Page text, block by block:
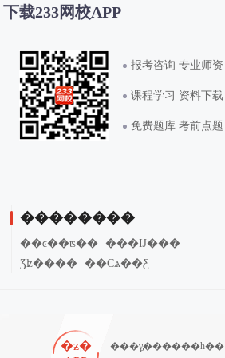
下载233网校APP
报考咨询 专业师资
课程学习 资料下载
免费题库 考前点题
��������
��ͼ��ʦ�� ���Ĳ���
Ʒʫ���� ��Сѧ��Ƹ
��������ʦ һ������ʦ
�ƶ�
���γ̡������һ��